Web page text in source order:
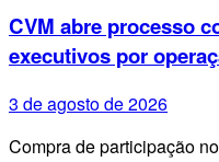
CVM abre processo
executivos por
3 de agosto de 2026
Compra de participação